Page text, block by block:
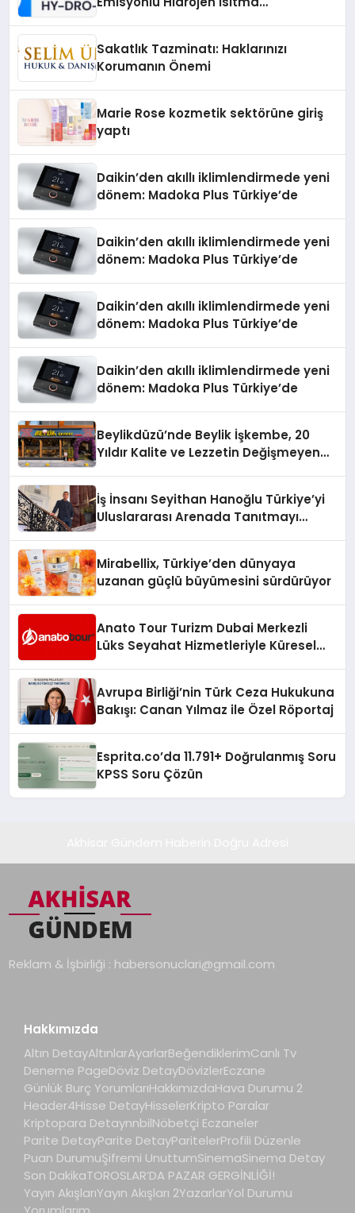
Sakatlık Tazminatı: Haklarınızı
Korumanın Önemi
Marie Rose kozmetik sektörüne giriş
yaptı
Daikin’den akıllı iklimlendirmede yeni
dönem: Madoka Plus Türkiye’de
Daikin’den akıllı iklimlendirmede yeni
dönem: Madoka Plus Türkiye’de
Daikin’den akıllı iklimlendirmede yeni
dönem: Madoka Plus Türkiye’de
Daikin’den akıllı iklimlendirmede yeni
dönem: Madoka Plus Türkiye’de
Beylikdüzü’nde Beylik İşkembe, 20
Yıldır Kalite ve Lezzetin Değişmeyen
İş İnsanı Seyithan Hanoğlu Türkiye’yi
Uluslararası Arenada Tanıtmayı
Mirabellix, Türkiye’den dünyaya
uzanan güçlü büyümesini sürdürüyor
Anato Tour Turizm Dubai Merkezli
Lüks Seyahat Hizmetleriyle Küresel
Avrupa Birliği’nin Türk Ceza Hukukuna
Bakışı: Canan Yılmaz ile Özel Röportaj
Esprita.co’da 11.791+ Doğrulanmış Soru
KPSS Soru Çözün
Reklam & İşbirliği : habersonuclari@gmail.com
Hakkımızda
Altın DetayAltınlarAyarlarBeğendiklerimCanlı Tv
Deneme PageDöviz DetayDövizlerEczane
Günlük Burç YorumlarıHakkımızdaHava Durumu 2
Header4Hisse DetayHisselerKripto Paralar
Kriptopara DetaynnbilNöbetçi Eczaneler
Parite DetayParite DetayParitelerProfili Düzenle
Puan DurumuŞifremi UnuttumSinemaSinema Detay
Son DakikaTOROSLAR’DA PAZAR GERGİNLİĞİ!
Yayın AkışlarıYayın Akışları 2YazarlarYol Durumu